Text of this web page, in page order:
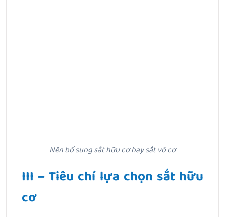
Nên bổ sung sắt hữu cơ hay sắt vô cơ
III – Tiêu chí lựa chọn sắt hữu
cơ